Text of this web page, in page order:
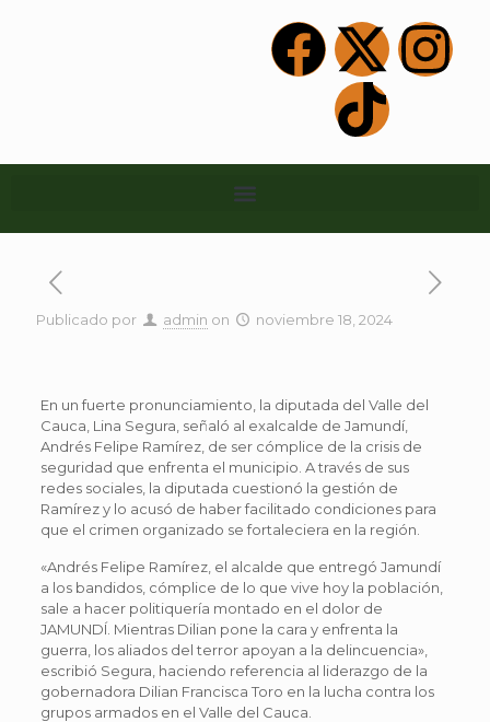
Publicado por admin on noviembre 18, 2024
En un fuerte pronunciamiento, la diputada del Valle del
Cauca, Lina Segura, señaló al exalcalde de Jamundí,
Andrés Felipe Ramírez, de ser cómplice de la crisis de
seguridad que enfrenta el municipio. A través de sus
redes sociales, la diputada cuestionó la gestión de
Ramírez y lo acusó de haber facilitado condiciones para
que el crimen organizado se fortaleciera en la región.
«Andrés Felipe Ramírez, el alcalde que entregó Jamundí
a los bandidos, cómplice de lo que vive hoy la población,
sale a hacer politiquería montado en el dolor de
JAMUNDÍ. Mientras Dilian pone la cara y enfrenta la
guerra, los aliados del terror apoyan a la delincuencia»,
escribió Segura, haciendo referencia al liderazgo de la
gobernadora Dilian Francisca Toro en la lucha contra los
grupos armados en el Valle del Cauca.